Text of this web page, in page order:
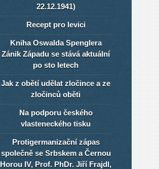
22.12.1941)
Recept pro levici
Kniha Oswalda Spenglera
Zánik Západu se stává aktuální
po sto letech
Jak z obětí udělat zločince a ze
zločinců oběti
Na podporu českého
vlasteneckého tisku
Protigermanizační zápas
společně se Srbskem a Černou
Horou IV, Prof. PhDr. Jiří Frajdl,